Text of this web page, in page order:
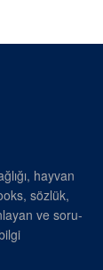
hayvan
sözlük,
ve soru-